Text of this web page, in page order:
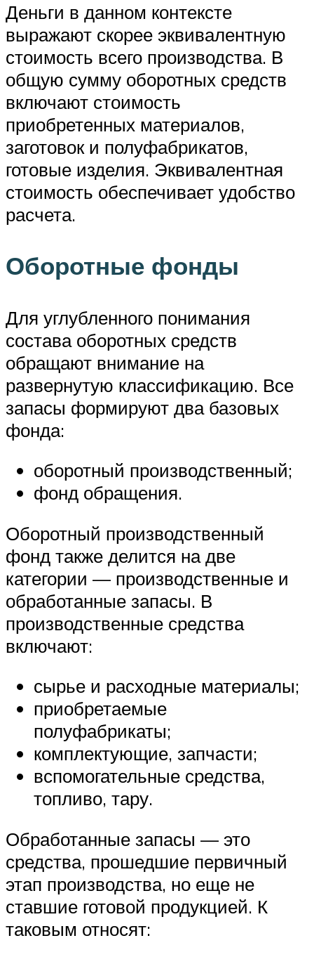
Деньги в данном контексте
выражают скорее эквивалентную
стоимость всего производства. В
общую сумму оборотных средств
включают стоимость
приобретенных материалов,
заготовок и полуфабрикатов,
готовые изделия. Эквивалентная
стоимость обеспечивает удобство
расчета.
Оборотные фонды
Для углубленного понимания
состава оборотных средств
обращают внимание на
развернутую классификацию. Все
запасы формируют два базовых
фонда:
оборотный производственный;
фонд обращения.
Оборотный производственный
фонд также делится на две
категории — производственные и
обработанные запасы. В
производственные средства
включают:
сырье и расходные материалы;
приобретаемые
полуфабрикаты;
комплектующие, запчасти;
вспомогательные средства,
топливо, тару.
Обработанные запасы — это
средства, прошедшие первичный
этап производства, но еще не
ставшие готовой продукцией. К
таковым относят: